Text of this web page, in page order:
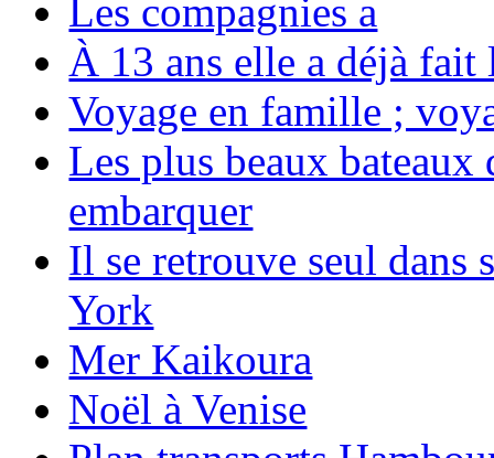
Les compagnies a
À 13 ans elle a déjà
Voyage en famille ;
Les plus beaux bateaux
embarquer
Il se retrouve seul dans
York
Mer Kaikoura
Noël à Venise